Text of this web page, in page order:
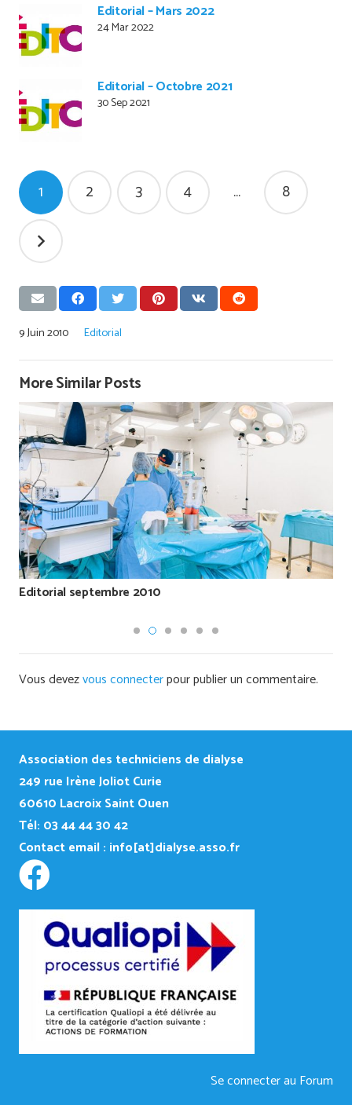
Editorial – Mars 2022
24 Mar 2022
Editorial – Octobre 2021
30 Sep 2021
Pagination
des
publications
1 2 3 4 … 8
9 Juin 2010 Editorial
More Similar Posts
Editorial septembre 2010
Vous devezvous connecterpour publier un commentaire.
Association des techniciens de dialyse
249 rue Irène Joliot Curie
60610 Lacroix Saint Ouen
Tél: 03 44 44 30 42
Contact email : info[at]dialyse.asso.fr
Se connecter au Forum